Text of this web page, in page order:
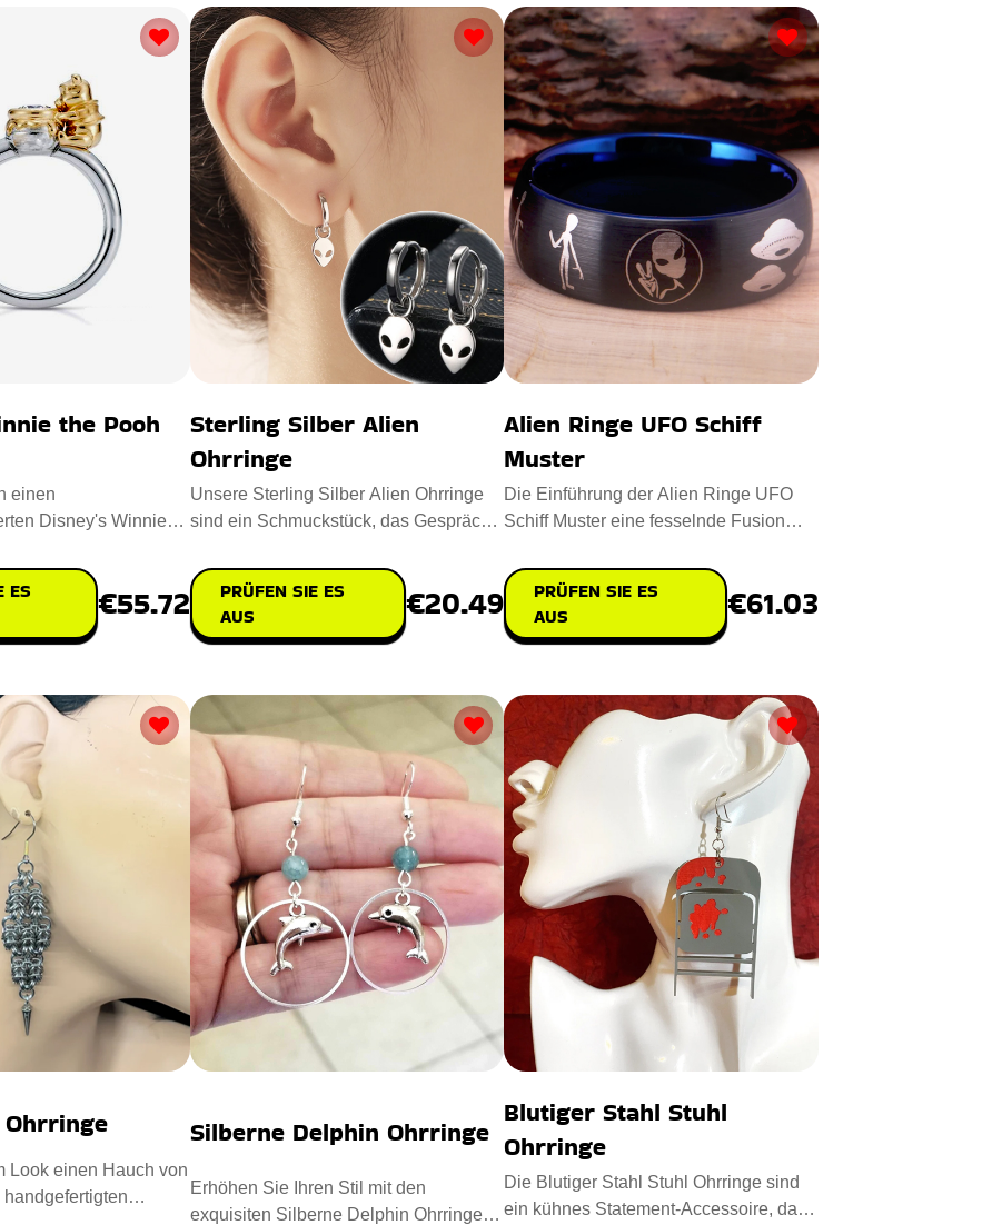
the Pooh
einen
Disney's Winnie
ES
€55.72
Sterling Silber Alien
Ohrringe
Unsere Sterling Silber Alien Ohrringe
sind ein Schmuckstück, das Gespräche
PRÜFEN SIE ES
AUS
€20.49
Alien Ringe UFO Schiff
Muster
Die Einführung der Alien Ringe UFO
Schiff Muster eine fesselnde Fusion
PRÜFEN SIE ES
AUS
€61.03
Look einen Hauch von
Silberne Delphin Ohrringe
Erhöhen Sie Ihren Stil mit den
exquisiten Silberne Delphin Ohrringe.
Blutiger Stahl Stuhl
Ohrringe
Die Blutiger Stahl Stuhl Ohrringe sind
ein kühnes Statement-Accessoire, das